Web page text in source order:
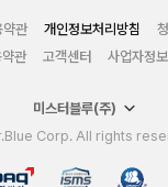
약관 개인정보처리방침
관
고객센터 사업자정보
미스터블루(주)
Corp. All rights